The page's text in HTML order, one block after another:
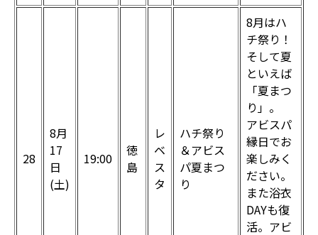
28
8月
17
日
(土)
19:00
徳
島
レ
ベ
ス
タ
ハチ祭り
＆アビス
パ夏まつ
り
8月はハ
チ祭り！
そして夏
といえば
「夏まつ
り」。
アビスパ
縁日でお
楽しみく
ださい。
また浴衣
DAYも復
活。アビ